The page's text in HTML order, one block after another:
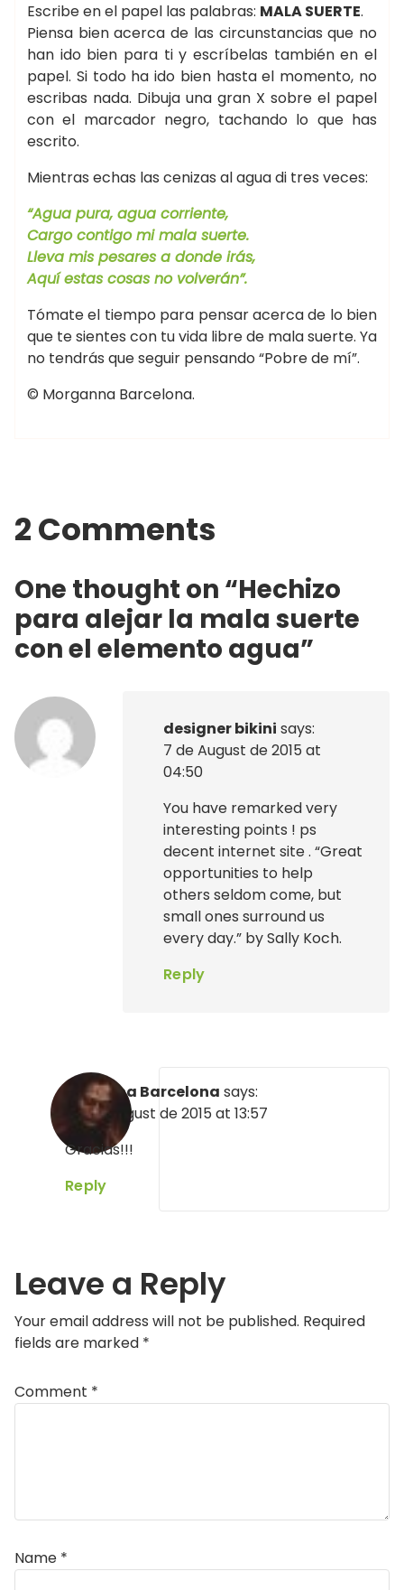
Escribe en el papel las palabras: MALA SUERTE.
Piensa bien acerca de las circunstancias que no
han ido bien para ti y escríbelas también en el
papel. Si todo ha ido bien hasta el momento, no
escribas nada. Dibuja una gran X sobre el papel
con el marcador negro, tachando lo que has
escrito.
Mientras echas las cenizas al agua di tres veces:
“Agua pura, agua corriente,
Cargo contigo mi mala suerte.
Lleva mis pesares a donde irás,
Aquí estas cosas no volverán”.
Tómate el tiempo para pensar acerca de lo bien
que te sientes con tu vida libre de mala suerte. Ya
no tendrás que seguir pensando “Pobre de mí”.
© Morganna Barcelona.
2 Comments
One thought on “Hechizo
para alejar la mala suerte
con el elemento agua”
designer bikini says:
7 de August de 2015 at
04:50
You have remarked very
interesting points ! ps
decent internet site . “Great
opportunities to help
others seldom come, but
small ones surround us
every day.” by Sally Koch.
Reply
Morgana Barcelona says:
30 de August de 2015 at 13:57
Gracias!!!
Reply
Leave a Reply
Your email address will not be published. Required
fields are marked *
Comment *
Name *